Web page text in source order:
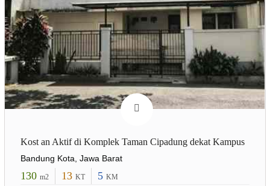
Kost an Aktif di Komplek Taman Cipadung dekat Kampus
Bandung Kota, Jawa Barat
130 m2 13 KT 5 KM